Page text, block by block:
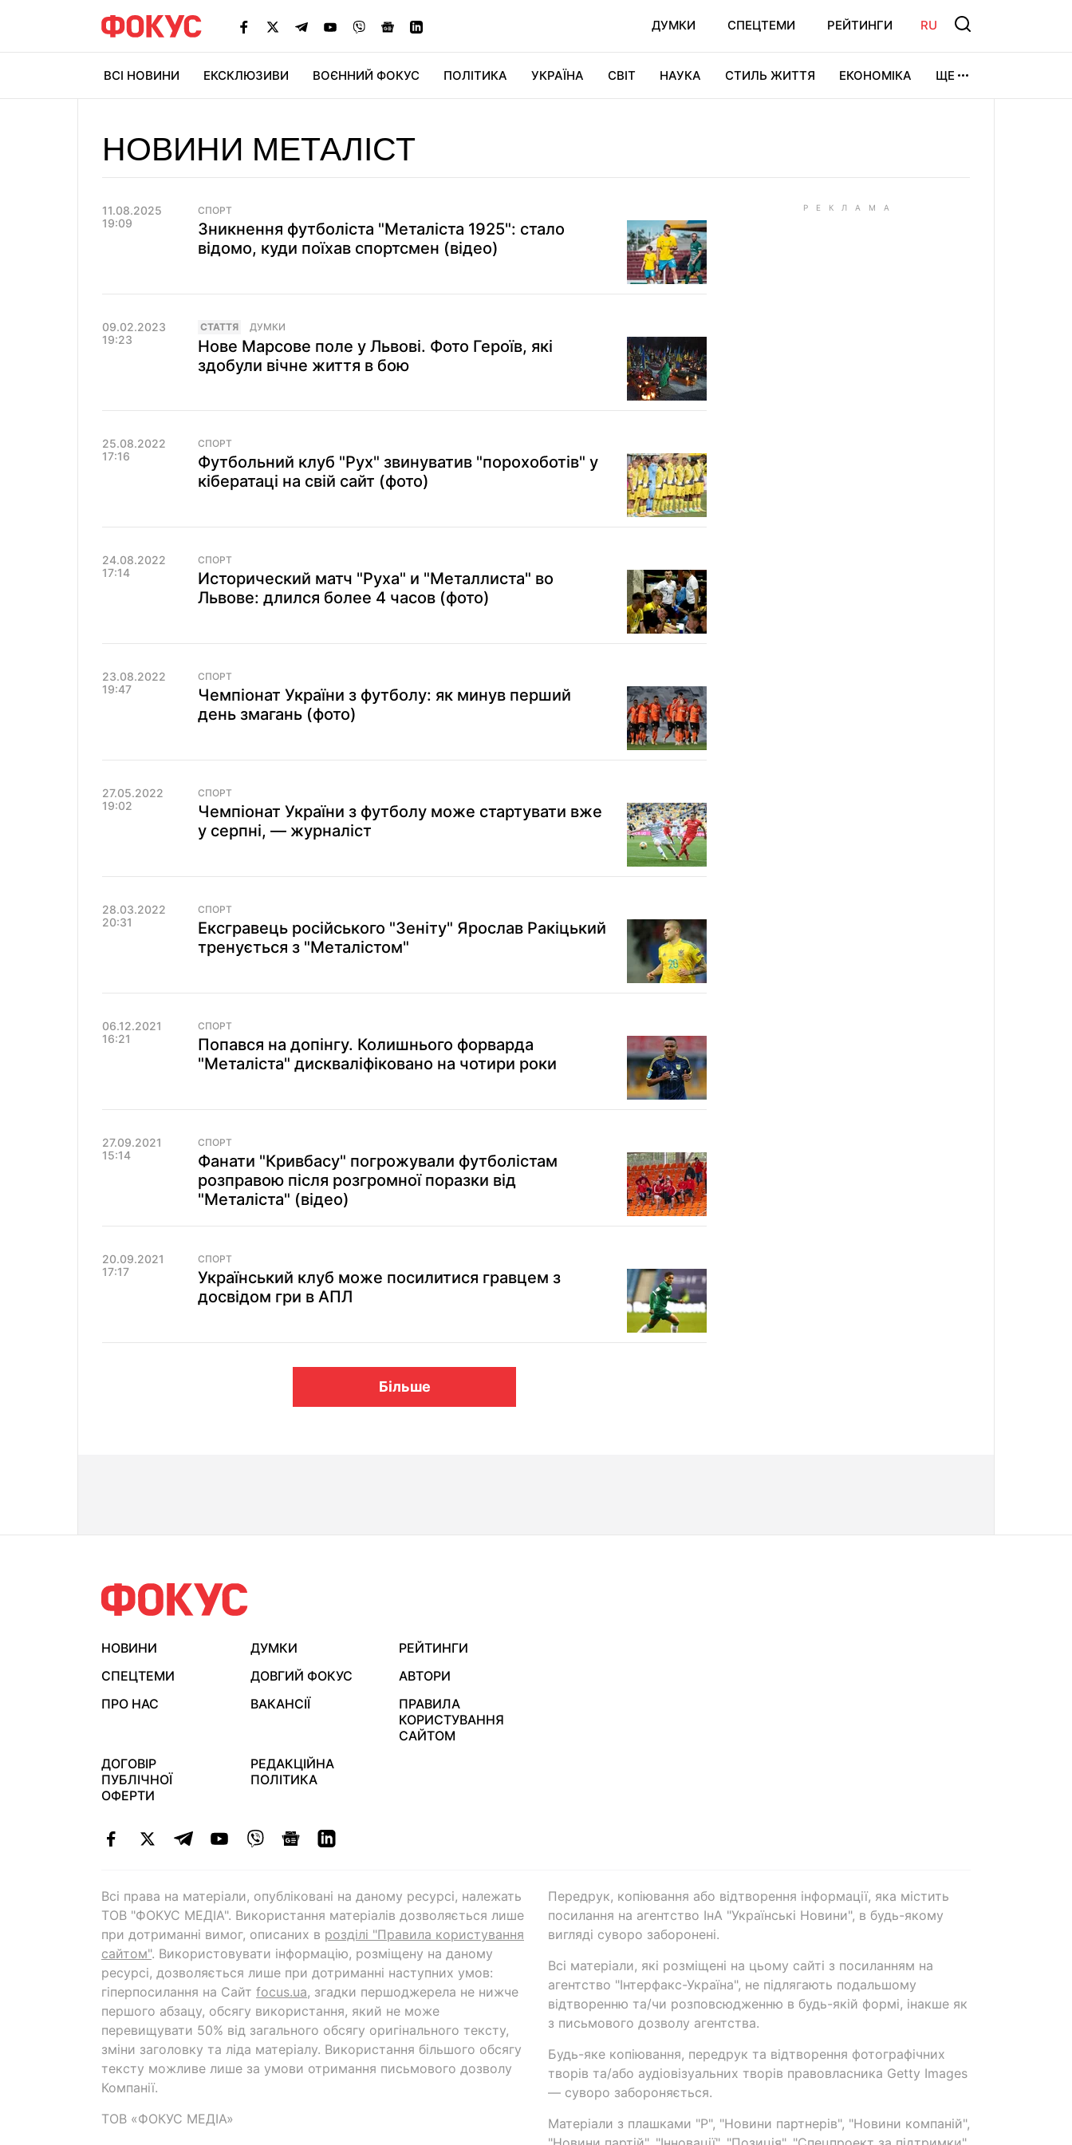
ДУМКИ СПЕЦТЕМИ РЕЙТИНГИ RU
ВСІ НОВИНИ ЕКСКЛЮЗИВИ ВОЄННИЙ ФОКУС ПОЛІТИКА УКРАЇНА СВІТ НАУКА СТИЛЬ ЖИТТЯ ЕКОНОМІКА ЩЕ
НОВИНИ МЕТАЛІСТ
11.08.2025
19:09
СПОРТ
Зникнення футболіста "Металіста 1925": стало
відомо, куди поїхав спортсмен (відео)
09.02.2023
19:23
СТАТТЯ ДУМКИ
Нове Марсове поле у Львові. Фото Героїв, які
здобули вічне життя в бою
25.08.2022
17:16
СПОРТ
Футбольний клуб "Рух" звинуватив "порохоботів" у
кібератаці на свій сайт (фото)
24.08.2022
17:14
СПОРТ
Исторический матч "Руха" и "Металлиста" во
Львове: длился более 4 часов (фото)
23.08.2022
19:47
СПОРТ
Чемпіонат України з футболу: як минув перший
день змагань (фото)
27.05.2022
19:02
СПОРТ
Чемпіонат України з футболу може стартувати вже
у серпні, — журналіст
28.03.2022
20:31
СПОРТ
Ексгравець російського "Зеніту" Ярослав Ракіцький
тренується з "Металістом"
06.12.2021
16:21
СПОРТ
Попався на допінгу. Колишнього форварда
"Металіста" дискваліфіковано на чотири роки
27.09.2021
15:14
СПОРТ
Фанати "Кривбасу" погрожували футболістам
розправою після розгромної поразки від
"Металіста" (відео)
20.09.2021
17:17
СПОРТ
Український клуб може посилитися гравцем з
досвідом гри в АПЛ
Більше
НОВИНИ ДУМКИ
РЕЙТИНГИ
СПЕЦТЕМИ
ДОВГИЙ ФОКУС
АВТОРИ
ПРО НАС
ВАКАНСІЇ
ПРАВИЛА
КОРИСТУВАННЯ
САЙТОМ
ДОГОВІР
ПУБЛІЧНОЇ
ОФЕРТИ
РЕДАКЦІЙНА
ПОЛІТИКА
Всі права на матеріали, опубліковані на даному ресурсі, належать
ТОВ "ФОКУС МЕДІА". Використання матеріалів дозволяється лише
при дотриманні вимог, описаних в розділі "Правила користування
сайтом". Використовувати інформацію, розміщену на даному
ресурсі, дозволяється лише при дотриманні наступних умов:
гіперпосилання на Cайт focus.ua, згадки першоджерела не нижче
першого абзацу, обсягу використання, який не може
перевищувати 50% від загального обсягу оригінального тексту,
зміни заголовку та ліда матеріалу. Використання більшого обсягу
тексту можливе лише за умови отримання письмового дозволу
Компанії.
ТОВ «ФОКУС МЕДІА»
Передрук, копіювання або відтворення інформації, яка містить
посилання на агентство ІнА "Українські Новини", в будь-якому
вигляді суворо заборонені.
Всі матеріали, які розміщені на цьому сайті з посиланням на
агентство "Інтерфакс-Україна", не підлягають подальшому
відтворенню та/чи розповсюдженню в будь-якій формі, інакше як
з письмового дозволу агентства.
Будь-яке копіювання, передрук та відтворення фотографічних
творів та/або аудіовізуальних творів правовласника Getty Images
— суворо забороняється.
Матеріали з плашками "Р", "Новини партнерів", "Новини компаній",